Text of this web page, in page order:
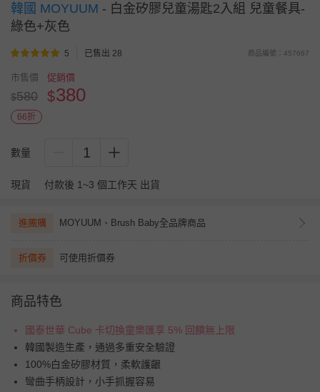
韓國 MOYUUM - 白金矽膠兒童湯匙2入組 兒童餐具-
綠色+灰色
5 已售出 28 商品編號：457667
市售價
$580
促銷價
$380
66折
數量 1
現貨 付款後 1~3 個工作天 出貨
進團購 MOYUUM、Brush Baby全品牌商品
折價券 可使用折價券
商品特色
國泰世華 Cube 卡切換童樂匯享 5% 回饋無上限
韓國製造生產，通過多重安全驗證
100%白金矽膠材質，柔軟護齦
彎曲手柄設計，小手抓握容易